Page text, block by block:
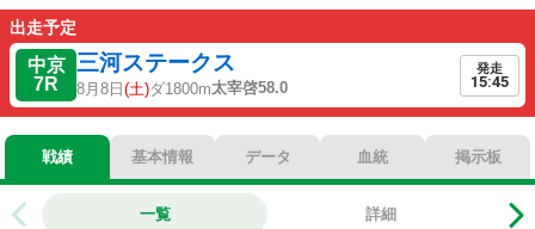
総合成績
勝率 9%
連対 21%
複勝 26%
出走予定
中京
7R
三河ステークス
8月8日(土)ダ1800m太宰啓58.0
発走
15:45
戦績 基本情報 データ 血統 掲示板
一覧 詳細